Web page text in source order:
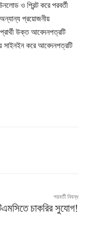
ও প্রিন্ট করে পরবর্তী
অন্যান্য প্রয়োজনীয়
উক্ত আবেদনপত্রটি
সাইনইন করে আবেদনপত্রটি
পরবর্তী নিবন্ধ
চাকরির সুযোগ!